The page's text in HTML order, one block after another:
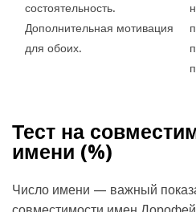
состоятельность.
Дополнительная мотивация
для обоих.
Тест на
имени (%)
Число имени — важный